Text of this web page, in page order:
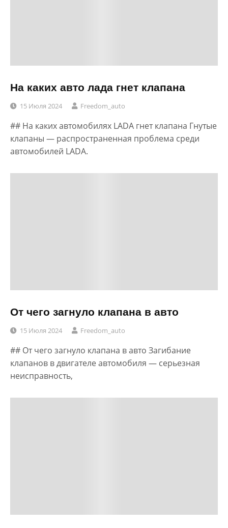
На каких авто лада гнет клапана
15 Июля 2024 Freedom_auto
## На каких автомобилях LADA гнет клапана Гнутые
клапаны — распространенная проблема среди
автомобилей LADA.
От чего загнуло клапана в авто
15 Июля 2024 Freedom_auto
## От чего загнуло клапана в авто Загибание
клапанов в двигателе автомобиля — серьезная
неисправность,